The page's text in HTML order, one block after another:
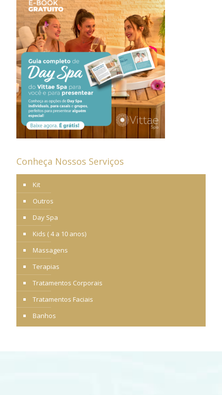
Conheça Nossos Serviços
Kit
Outros
Day Spa
Kids ( 4 a 10 anos)
Massagens
Terapias
Tratamentos Corporais
Tratamentos Faciais
Banhos